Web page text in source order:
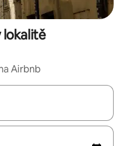
lokalitě
Airbnb
si je procházet pomocí